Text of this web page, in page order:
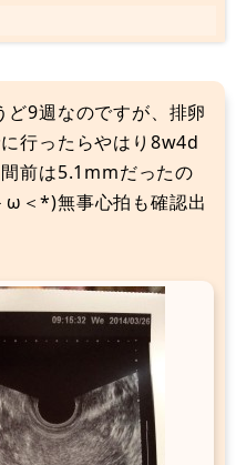
9週なのですが、排卵
行ったらやはり8w4d
前は5.1mmだったの
＜*)無事心拍も確認出